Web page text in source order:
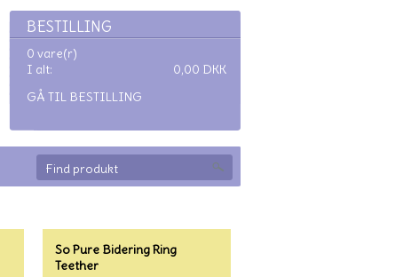
BESTILLING
0 vare(r)
I alt:
0,00 DKK
GÅ TIL BESTILLING
So Pure Bidering Ring
Teether